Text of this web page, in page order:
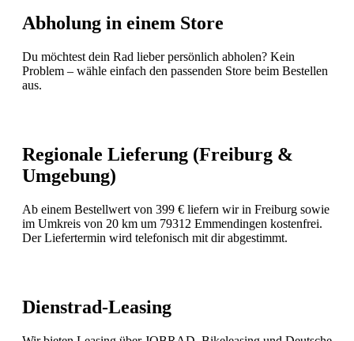
Abholung in einem Store
Du möchtest dein Rad lieber persönlich abholen? Kein
Problem – wähle einfach den passenden Store beim Bestellen
aus.
Regionale Lieferung (Freiburg &
Umgebung)
Ab einem Bestellwert von 399 € liefern wir in Freiburg sowie
im Umkreis von 20 km um 79312 Emmendingen kostenfrei.
Der Liefertermin wird telefonisch mit dir abgestimmt.
Dienstrad-Leasing